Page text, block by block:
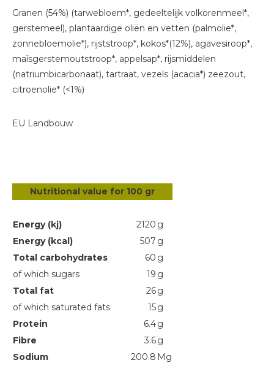
Granen (54%) (tarwebloem*, gedeeltelijk volkorenmeel*,
gerstemeel), plantaardige oliën en vetten (palmolie*,
zonnebloemolie*), rijststroop*, kokos*(12%), agavesiroop*,
maïsgerstemoutstroop*, appelsap*, rijsmiddelen
(natriumbicarbonaat), tartraat, vezels (acacia*) zeezout,
citroenolie* (<1%)
EU Landbouw
Nutritional value for 100 gr
Energy (kj) 2120 g
Energy (kcal)
507 g
Total carbohydrates
60 g
of which sugars
19 g
Total fat
26g
of which saturated fats
15g
Protein
6.4g
Fibre
3.6g
Sodium
200.8 Mg